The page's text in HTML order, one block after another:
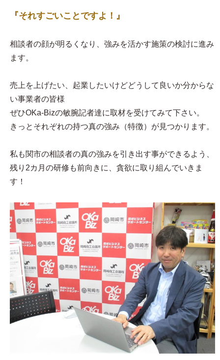
『それすごいことですよ！』
相談者の顔が明るくなり、強みを活かす施策の検討に進み
ます。
売上を上げたい、起業したいけどどうして良いか分からな
い事業者の皆様
ぜひOKa-Bizの敏腕記者達に取材を受けてみて下さい。
きっとそれぞれの持つ真の強み（特徴）が見つかります。
私も関市の相談者の真の強みを引き出す事ができるよう、
残り2カ月の研修も前向きに、貪欲に取り組んでいきま
す！